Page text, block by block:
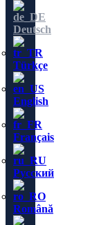
Deutsch
Türkçe
English
Français
Русский
Română